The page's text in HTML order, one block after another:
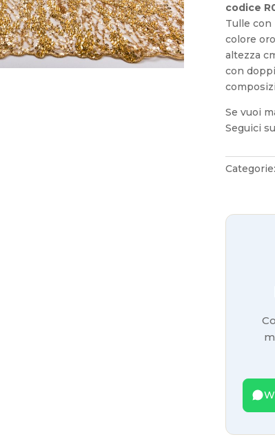
codice
Tulle
colore oro
altezza
con
Se vuoi
Seguici su
Categorie: